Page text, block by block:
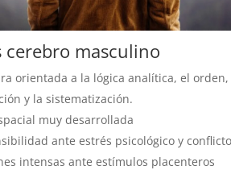
cerebro masculino
orientada a la lógica analítica, el orden,
y la sistematización.
muy desarrollada
ante estrés psicológico y
intensas ante estímulos placenteros